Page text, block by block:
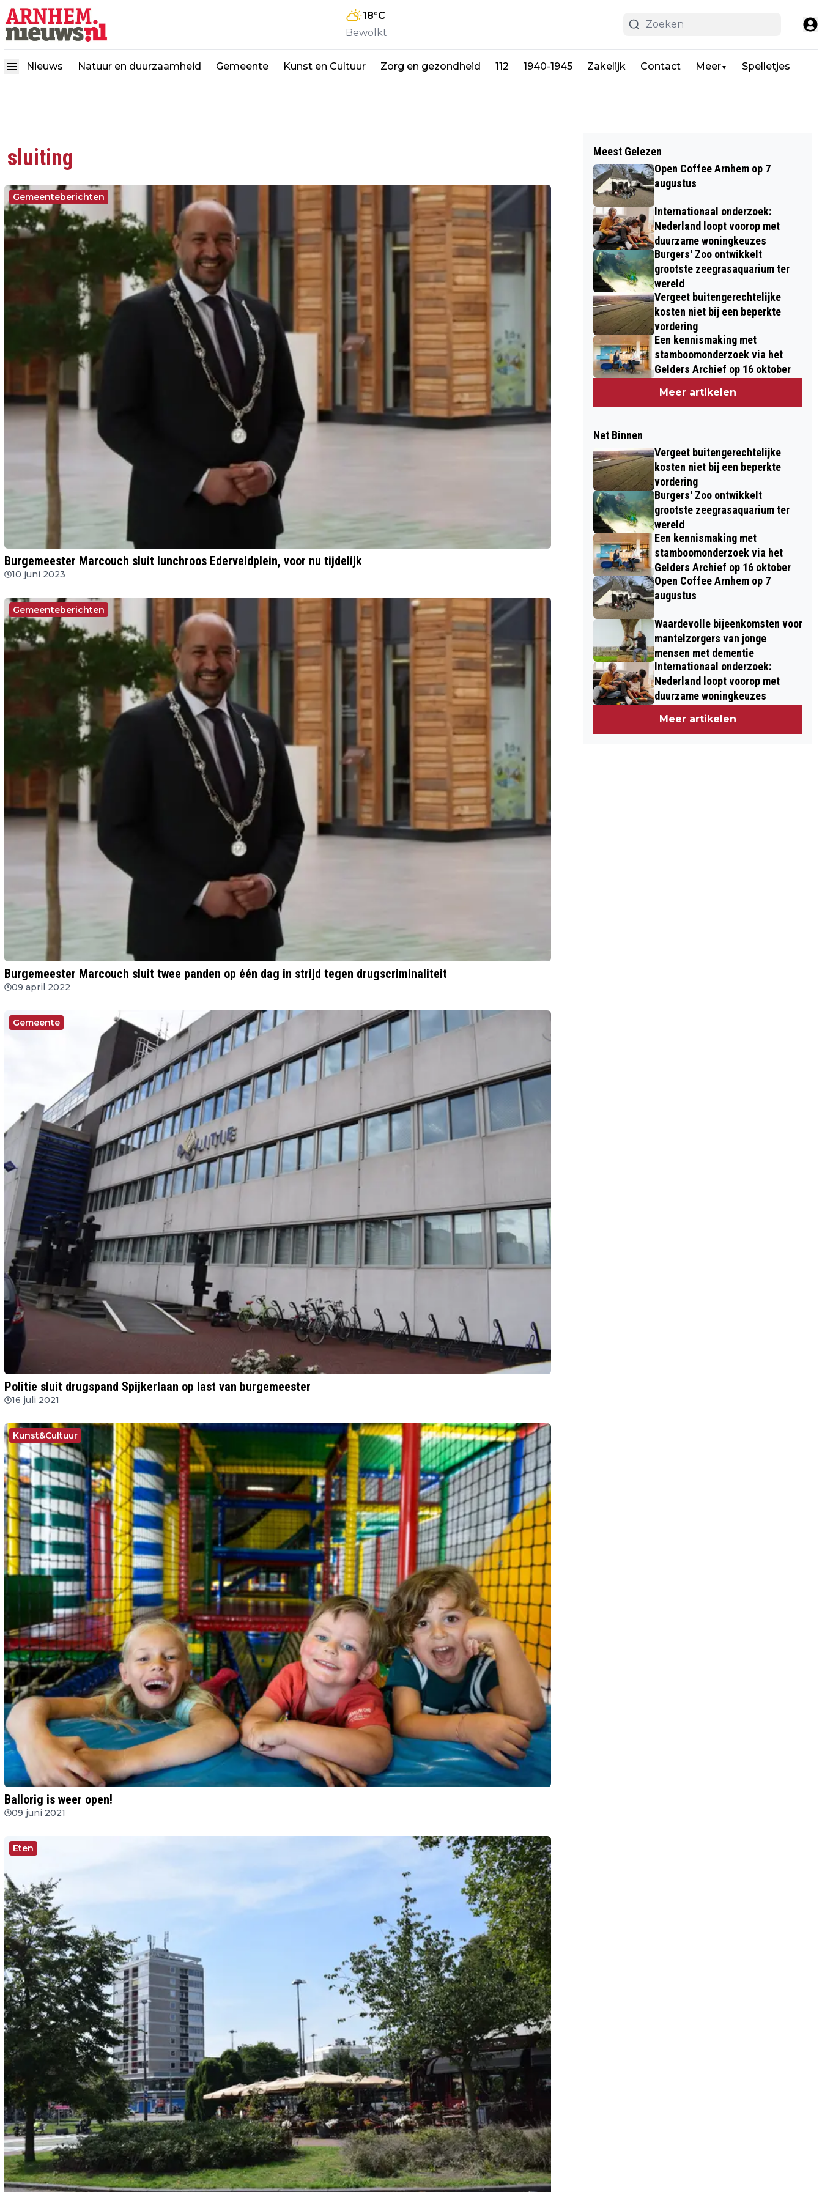
18°C
Bewolkt
Nieuws Natuur en duurzaamheid Gemeente Kunst en Cultuur Zorg en gezondheid 112 1940-1945 Zakelijk Contact Meer▼ Spelletjes
sluiting
Gemeenteberichten
Burgemeester Marcouch sluit lunchroos Ederveldplein, voor nu tijdelijk
10 juni 2023
Gemeenteberichten
Burgemeester Marcouch sluit twee panden op één dag in strijd tegen drugscriminaliteit
09 april 2022
Gemeente
Politie sluit drugspand Spijkerlaan op last van burgemeester
16 juli 2021
Kunst&Cultuur
Ballorig is weer open!
09 juni 2021
Eten
Meest Gelezen
Open Coffee Arnhem op 7
augustus
Internationaal onderzoek:
Nederland loopt voorop met
duurzame woningkeuzes
Burgers' Zoo ontwikkelt
grootste zeegrasaquarium ter
wereld
Vergeet buitengerechtelijke
kosten niet bij een beperkte
vordering
Een kennismaking met
stamboomonderzoek via het
Gelders Archief op 16 oktober
Meer artikelen
Net Binnen
Vergeet buitengerechtelijke
kosten niet bij een beperkte
vordering
Burgers' Zoo ontwikkelt
grootste zeegrasaquarium ter
wereld
Een kennismaking met
stamboomonderzoek via het
Gelders Archief op 16 oktober
Open Coffee Arnhem op 7
augustus
Waardevolle bijeenkomsten voor
mantelzorgers van jonge
mensen met dementie
Internationaal onderzoek:
Nederland loopt voorop met
duurzame woningkeuzes
Meer artikelen